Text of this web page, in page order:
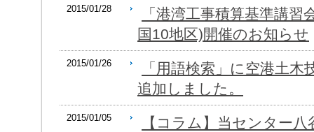
2015/01/28
「港湾工事積算基準講
国10地区)開催のお知らせ
2015/01/26
「用語検索」に空港土
追加しました。
2015/01/05
【コラム】当センター